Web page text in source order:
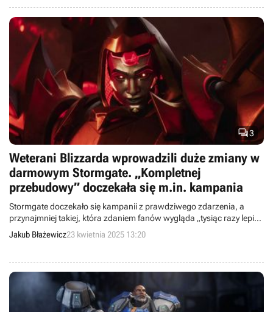
3
Weterani Blizzarda wprowadzili duże zmiany w
darmowym Stormgate. „Kompletnej
przebudowy” doczekała się m.in. kampania
Stormgate doczekało się kampanii z prawdziwego zdarzenia, a
przynajmniej takiej, która zdaniem fanów wygląda „tysiąc razy lepiej”
od tej, która rozczarowała ich na premierę w Steam Early Access.
Jakub Błażewicz23 kwietnia 2025 13:20